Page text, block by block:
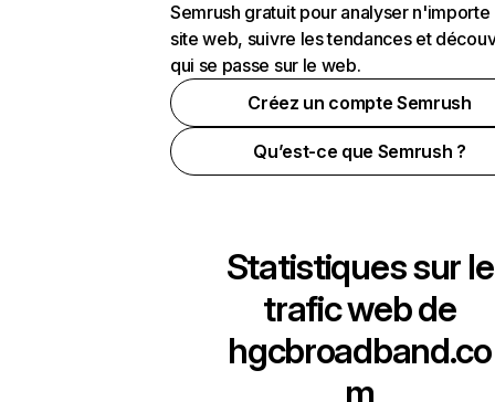
Semrush gratuit pour analyser n'importe
site web, suivre les tendances et
qui se passe sur le web.
Créez un compte Semrush
Qu’est-ce que Semrush ?
Statistiques sur le
trafic web de
hgcbroadband.co
m